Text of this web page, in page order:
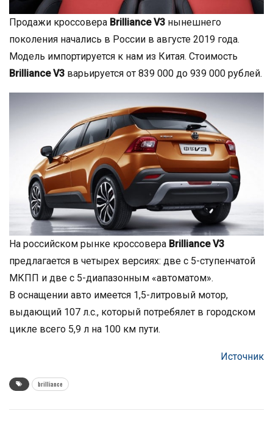
Продажи кроссовера Brilliance V3 нынешнего
поколения начались в России в августе 2019 года.
Модель импортируется к нам из Китая. Стоимость
Brilliance V3 варьируется от 839 000 до 939 000 рублей.
На российском рынке кроссовера Brilliance V3
предлагается в четырех версиях: две с 5-ступенчатой
МКПП и две с 5-диапазонным «автоматом».
В оснащении авто имеется 1,5-литровый мотор,
выдающий 107 л.с., который потребялет в городском
цикле всего 5,9 л на 100 км пути.
Источник
brilliance